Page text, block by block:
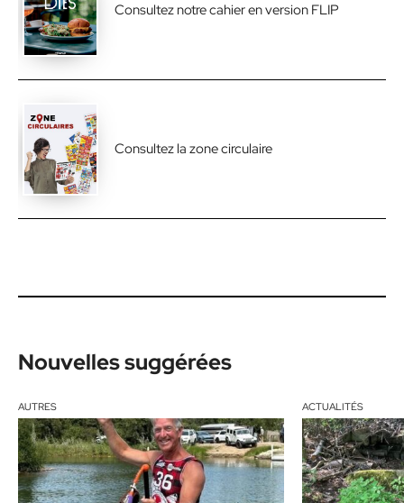
Consultez notre cahier en version FLIP
Consultez la zone circulaire
Nouvelles suggérées
AUTRES ACTUALITÉS